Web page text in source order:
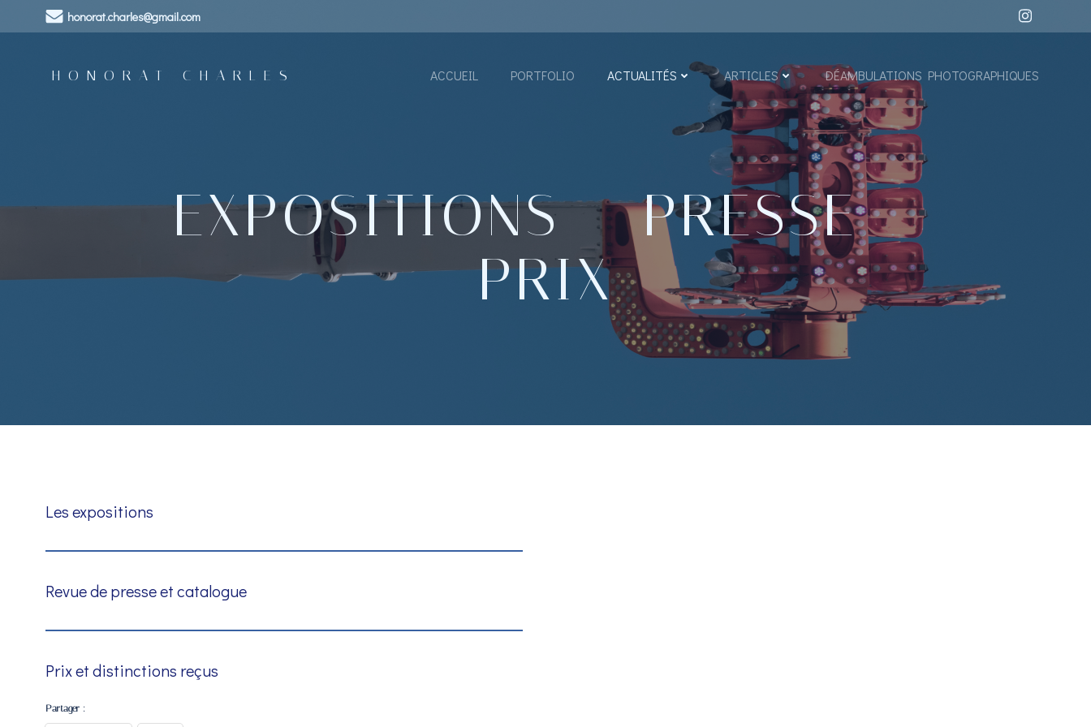
honorat.charles@gmail.com
HONORAT CHARLES ACCUEIL PORTFOLIO ACTUALITÉS ARTICLES DÉAMBULATIONS PHOTOGRAPHIQUES
EXPOSITIONS – PRESSE –
PRIX
Les expositions
Revue de presse et catalogue
Prix et distinctions reçus
Partager :